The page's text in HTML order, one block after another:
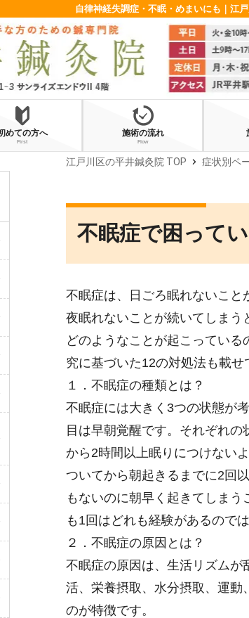
自律神経失調症・不眠・めまいにも｜江
めての方へ
First
施術の流れ
Flow
江戸川区の平井鍼灸院 TOP chevron_right 症状別ペ
不眠症で困って
不眠症は、日ごろ眠れないこと
夜眠れないことが続いてしまう
どのようなことが起こってい
究に基づいた12の対処法も載せ
１．不眠症の種類とは？
不眠症には大きく3つの状態が
目は早朝覚醒です。それぞれ
から2時間以上眠りにつけない
ついてから朝起きるまでに2回
もないのに朝早く起きてしま
も1回はどれも経験があるので
２．不眠症の原因とは？
不眠症の原因は、生活リズムが
活、栄養摂取、水分摂取、運動
のが特徴です。